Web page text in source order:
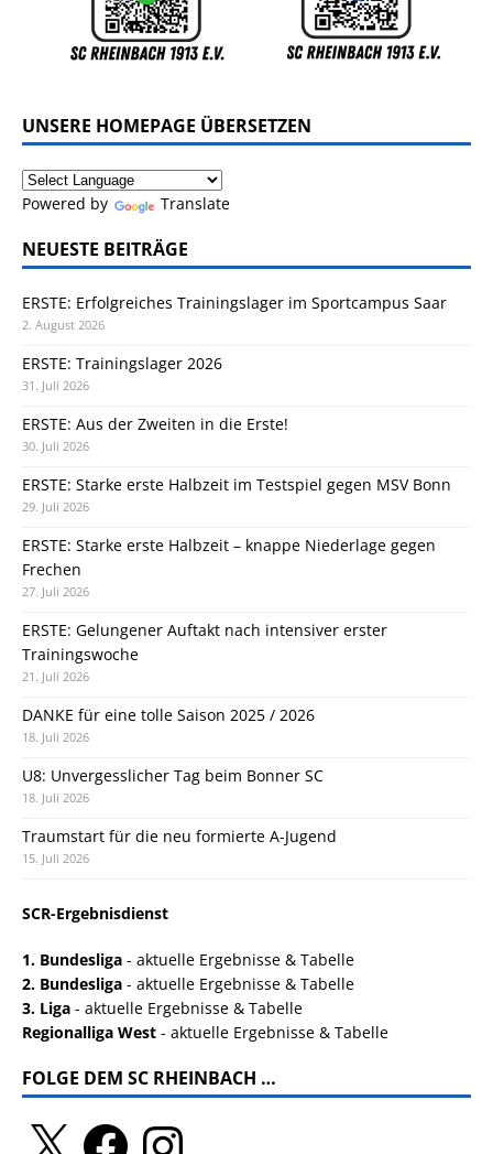
UNSERE HOMEPAGE ÜBERSETZEN
Powered by Translate
NEUESTE BEITRÄGE
ERSTE: Erfolgreiches Trainingslager im Sportcampus Saar
2. August 2026
ERSTE: Trainingslager 2026
31. Juli 2026
ERSTE: Aus der Zweiten in die Erste!
30. Juli 2026
ERSTE: Starke erste Halbzeit im Testspiel gegen MSV Bonn
29. Juli 2026
ERSTE: Starke erste Halbzeit – knappe Niederlage gegen
Frechen
27. Juli 2026
ERSTE: Gelungener Auftakt nach intensiver erster
Trainingswoche
21. Juli 2026
DANKE für eine tolle Saison 2025 / 2026
18. Juli 2026
U8: Unvergesslicher Tag beim Bonner SC
18. Juli 2026
Traumstart für die neu formierte A-Jugend
15. Juli 2026
SCR-Ergebnisdienst
1. Bundesliga - aktuelle Ergebnisse & Tabelle
2. Bundesliga - aktuelle Ergebnisse & Tabelle
3. Liga - aktuelle Ergebnisse & Tabelle
Regionalliga West - aktuelle Ergebnisse & Tabelle
FOLGE DEM SC RHEINBACH …